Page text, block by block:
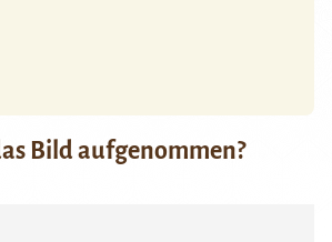
Bild aufgenommen?